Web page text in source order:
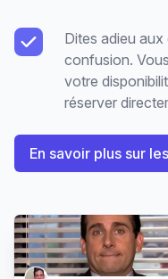
Dites adieu
confusion.
votre
réserver
En savoir plus sur